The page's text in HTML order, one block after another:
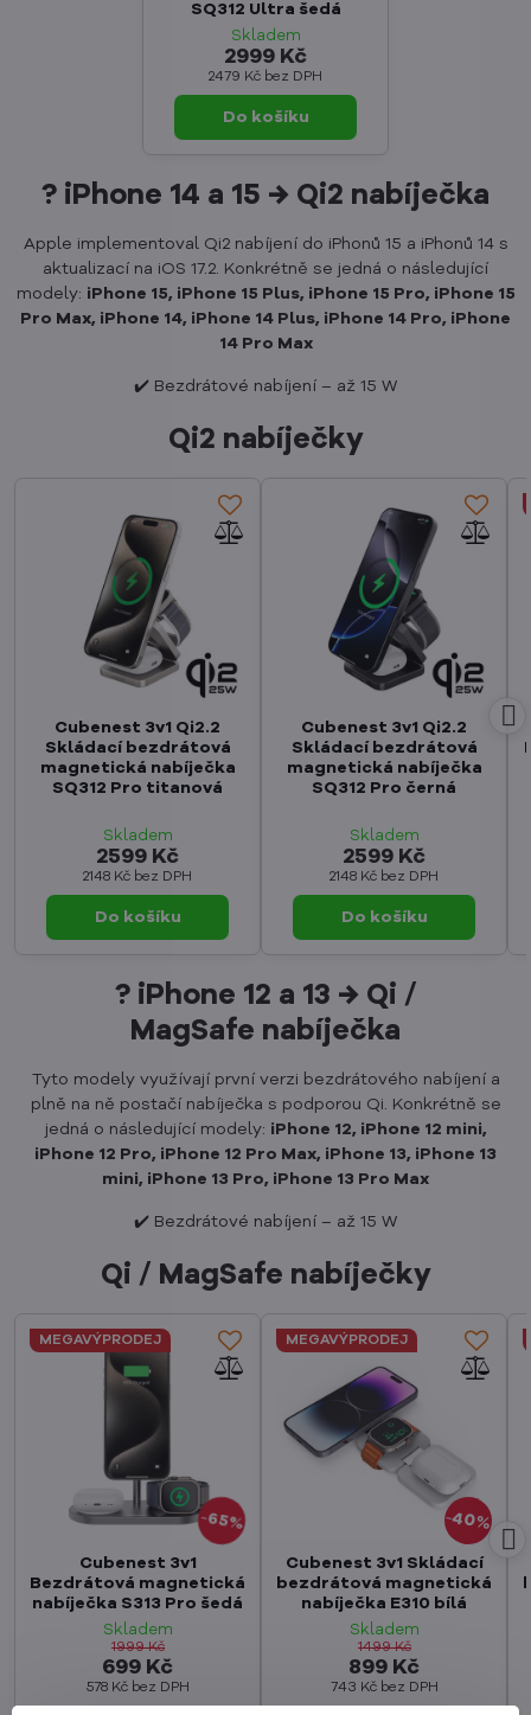
SQ312 Ultra šedá
Skladem
2999 Kč
2479 Kč bez DPH
Do košíku
? iPhone 14 a 15 → Qi2 nabíječka
Apple implementoval Qi2 nabíjení do iPhonů 15 a iPhonů 14 s
aktualizací na iOS 17.2. Konkrétně se jedná o následující
modely: iPhone 15, iPhone 15 Plus, iPhone 15 Pro, iPhone 15
Pro Max, iPhone 14, iPhone 14 Plus, iPhone 14 Pro, iPhone
14 Pro Max
✔️ Bezdrátové nabíjení – až 15 W
Qi2 nabíječky
Cubenest 3v1 Qi2.2
Skládací bezdrátová
magnetická nabíječka
SQ312 Pro titanová
Skladem
2599 Kč
2148 Kč bez DPH
Do košíku
Cubenest 3v1 Qi2.2
Skládací bezdrátová
magnetická nabíječka
SQ312 Pro černá
Skladem
2599 Kč
2148 Kč bez DPH
Do košíku
? iPhone 12 a 13 → Qi /
MagSafe nabíječka
Tyto modely využívají první verzi bezdrátového nabíjení a
plně na ně postačí nabíječka s podporou Qi. Konkrétně se
jedná o následující modely: iPhone 12, iPhone 12 mini,
iPhone 12 Pro, iPhone 12 Pro Max, iPhone 13, iPhone 13
mini, iPhone 13 Pro, iPhone 13 Pro Max
✔️ Bezdrátové nabíjení – až 15 W
Qi / MagSafe nabíječky
65%
MEGAVÝPRODEJ
Cubenest 3v1
Bezdrátová magnetická
nabíječka S313 Pro šedá
Skladem
699 Kč
578 Kč bez DPH
1999 Kč
40%
MEGAVÝPRODEJ
Cubenest 3v1 Skládací
bezdrátová magnetická
nabíječka E310 bílá
Skladem
899 Kč
743 Kč bez DPH
1499 Kč